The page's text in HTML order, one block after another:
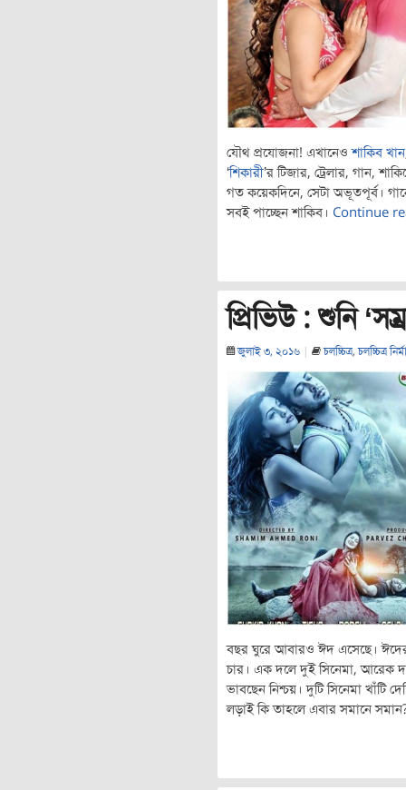
যৌথ প্রযোজনা! এখানেওশাকিব খান
‘শিকারী’র টিজার, ট্রেলার, গান,
গত কয়েকদিনে, সেটা অভূতপূর্ব।
সবই পাচ্ছেন শাকিব। Continue
প্রিভিউ : শুনি
জুলাই ৩, ২০১৬ | চলচ্চিত্র,চলচ্চিত্র
বছর ঘুরে আবারও ঈদ এসেছে।
চার। এক দলে দুই সিনেমা, আরেক
ভাবছেন নিশ্চয়। দুটি সিনেমা খাঁটি
লড়াই কি তাহলে এবার সমানে